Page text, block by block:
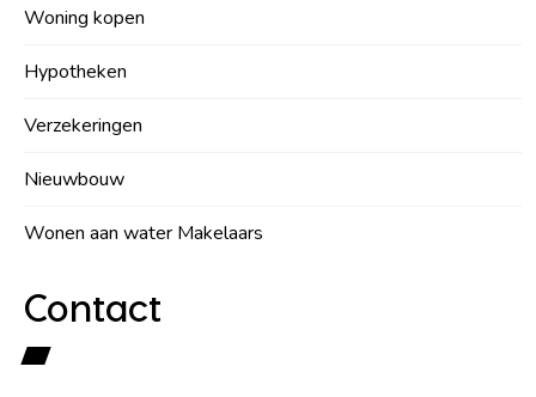
Woning kopen
Hypotheken
Verzekeringen
Nieuwbouw
Wonen aan water Makelaars
Contact